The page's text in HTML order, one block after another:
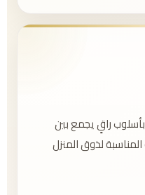
راقٍ يجمع بين
لذوق المنزل